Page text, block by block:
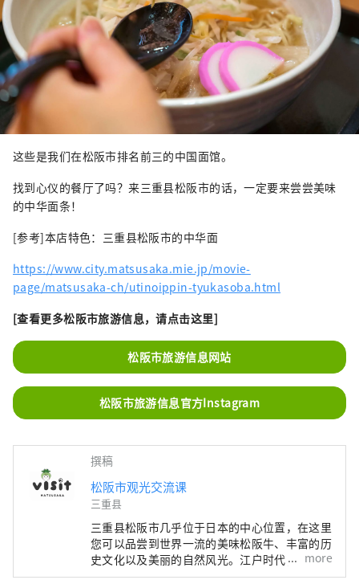
这些是我们在松阪市排名前三的中国面馆。
找到心仪的餐厅了吗？来三重县松阪市的话，一定要来尝尝美味
的中华面条！
[参考]本店特色：三重县松阪市的中华面
https://www.city.matsusaka.mie.jp/movie-
page/matsusaka-ch/utinoippin-tyukasoba.html
[查看更多松阪市旅游信息，请点击这里]
松阪市旅游信息网站
松阪市旅游信息官方Instagram
撰稿
松阪市观光交流课
三重县
三重县松阪市几乎位于日本的中心位置，在这里
您可以品尝到世界一流的美味松阪牛、丰富的历
史文化以及美丽的自然风光。江户时代，松阪是
参拜伊势参拜（日本最高神社）的最后驿站。这
more